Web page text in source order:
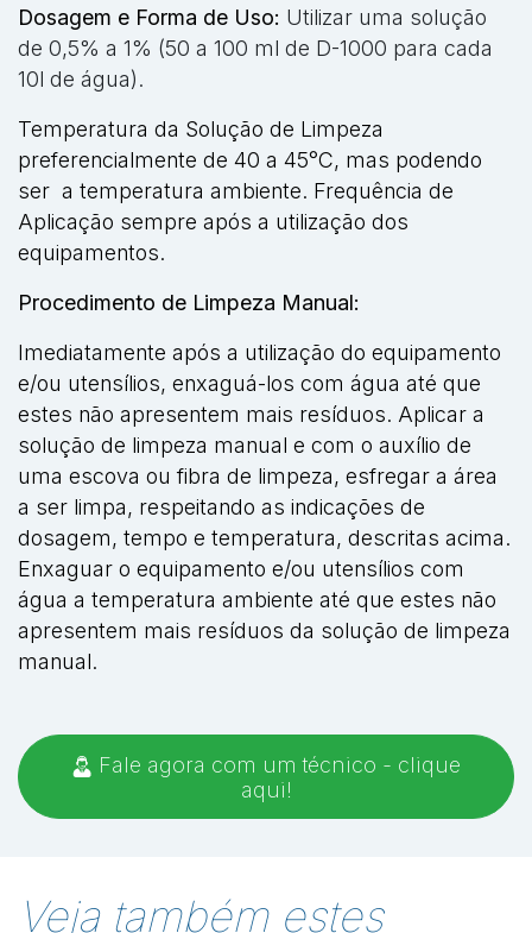
Dosagem e Forma de Uso: Utilizar uma solução
de 0,5% a 1% (50 a 100 ml de D-1000 para cada
10l de água).
Temperatura da Solução de Limpeza
preferencialmente de 40 a 45°C, mas podendo
ser a temperatura ambiente. Frequência de
Aplicação sempre após a utilização dos
equipamentos.
Procedimento de Limpeza Manual:
Imediatamente após a utilização do equipamento
e/ou utensílios, enxaguá-los com água até que
estes não apresentem mais resíduos. Aplicar a
solução de limpeza manual e com o auxílio de
uma escova ou fibra de limpeza, esfregar a área
a ser limpa, respeitando as indicações de
dosagem, tempo e temperatura, descritas acima.
Enxaguar o equipamento e/ou utensílios com
água a temperatura ambiente até que estes não
apresentem mais resíduos da solução de limpeza
manual.
Fale agora com um técnico - clique
aqui!
Veja também estes